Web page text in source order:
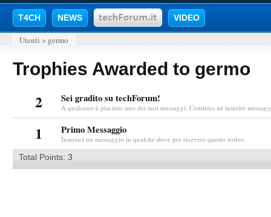
T4CH NEWS VIDEO
Utenti > germo
Trophies Awarded to germo
2 Sei gradito su techForum!
A qualcuno è piaciuto uno dei tuoi messaggi. Continua ad inserire
1 Primo Messaggio
Inserisci un messaggio in qualche dove per ricevere questo trofeo.
Total Points: 3